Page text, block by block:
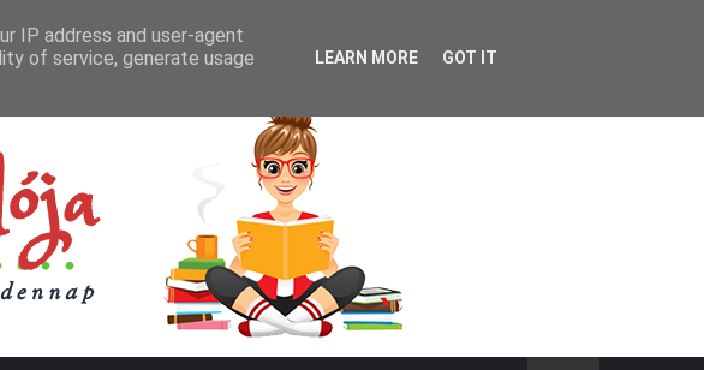
IP address and user-agent
of service, generate usage
LEARN MORE GOT IT